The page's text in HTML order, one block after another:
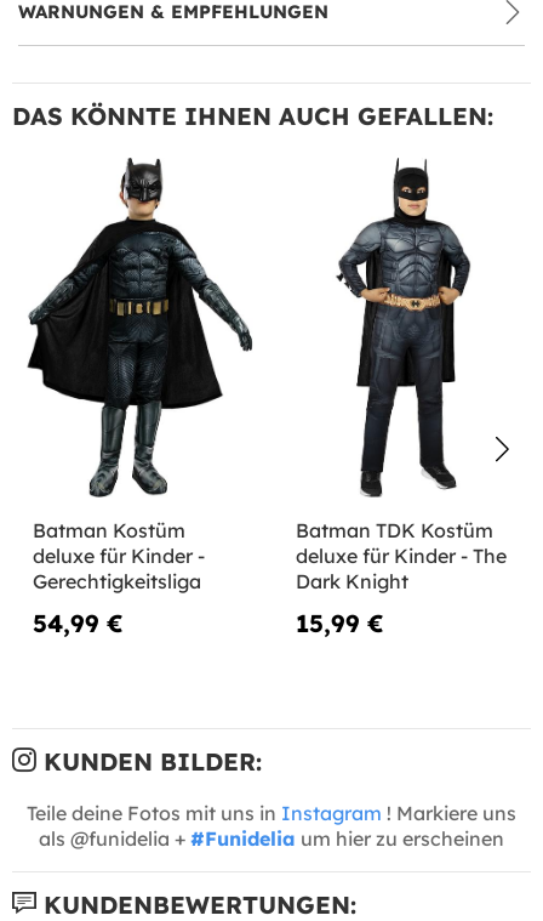
WARNUNGEN & EMPFEHLUNGEN
DAS KÖNNTE IHNEN AUCH GEFALLEN:
Batman Kostüm
deluxe für Kinder -
Gerechtigkeitsliga
54,99 €
Batman TDK Kostüm
deluxe für Kinder - The
Dark Knight
15,99 €
KUNDEN BILDER:
Teile deine Fotos mit uns in Instagram ! Markiere uns
als @funidelia + #Funidelia um hier zu erscheinen
KUNDENBEWERTUNGEN: